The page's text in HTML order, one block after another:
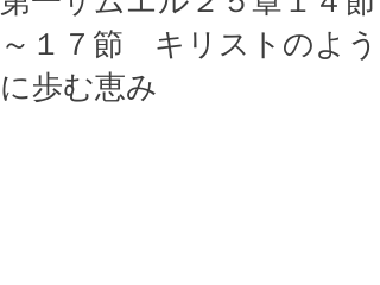
～１７節 キリストのよう
に歩む恵み